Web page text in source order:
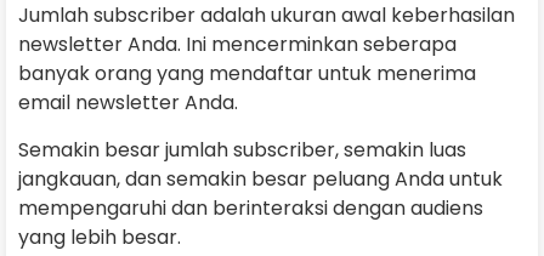
Jumlah subscriber adalah ukuran awal keberhasilan
newsletter Anda. Ini mencerminkan seberapa
banyak orang yang mendaftar untuk menerima
email newsletter Anda.
Semakin besar jumlah subscriber, semakin luas
jangkauan, dan semakin besar peluang Anda untuk
mempengaruhi dan berinteraksi dengan audiens
yang lebih besar.